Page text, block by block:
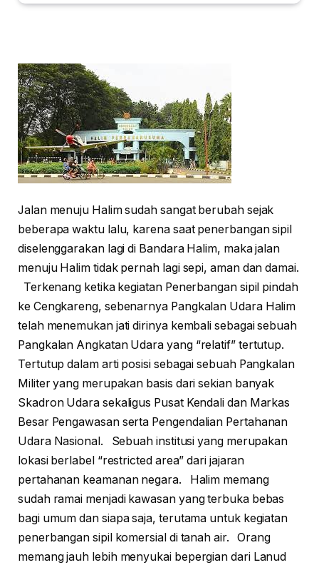
Jalan menuju Halim sudah sangat berubah sejak
beberapa waktu lalu, karena saat penerbangan sipil
diselenggarakan lagi di Bandara Halim, maka jalan
menuju Halim tidak pernah lagi sepi, aman dan damai.
Terkenang ketika kegiatan Penerbangan sipil pindah
ke Cengkareng, sebenarnya Pangkalan Udara Halim
telah menemukan jati dirinya kembali sebagai sebuah
Pangkalan Angkatan Udara yang “relatif” tertutup.
Tertutup dalam arti posisi sebagai sebuah Pangkalan
Militer yang merupakan basis dari sekian banyak
Skadron Udara sekaligus Pusat Kendali dan Markas
Besar Pengawasan serta Pengendalian Pertahanan
Udara Nasional. Sebuah institusi yang merupakan
lokasi berlabel “restricted area” dari jajaran
pertahanan keamanan negara. Halim memang
sudah ramai menjadi kawasan yang terbuka bebas
bagi umum dan siapa saja, terutama untuk kegiatan
penerbangan sipil komersial di tanah air. Orang
memang jauh lebih menyukai bepergian dari Lanud